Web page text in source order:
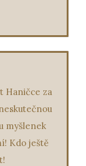
Haničce za
myšlenek
Kdo ještě